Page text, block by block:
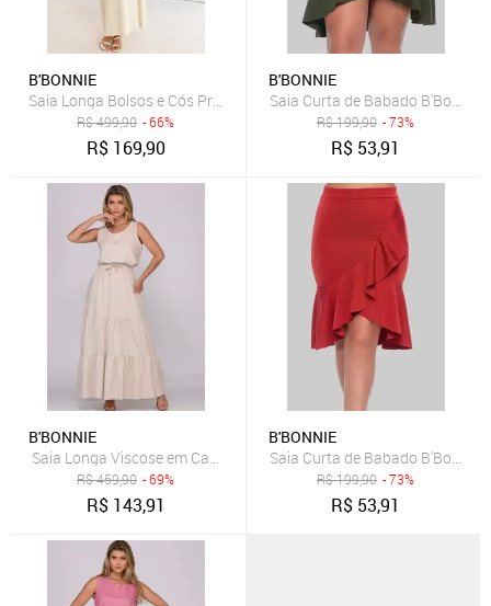
B'BONNIE
Saia Longa Bolsos e Cós Pregueado B’Bonnie Débora Bege
R$499,90 - 66%
R$ 169,90
B'BONNIE
Saia Curta de Babado B'Bonnie
R$199,90 - 73%
R$ 53,91
B'BONNIE
Saia Longa Viscose em Camadas B’Bonnie Luiza Bege
R$459,90 - 69%
R$ 143,91
B'BONNIE
Saia Curta de Babado B'Bonnie
R$199,90 - 73%
R$ 53,91